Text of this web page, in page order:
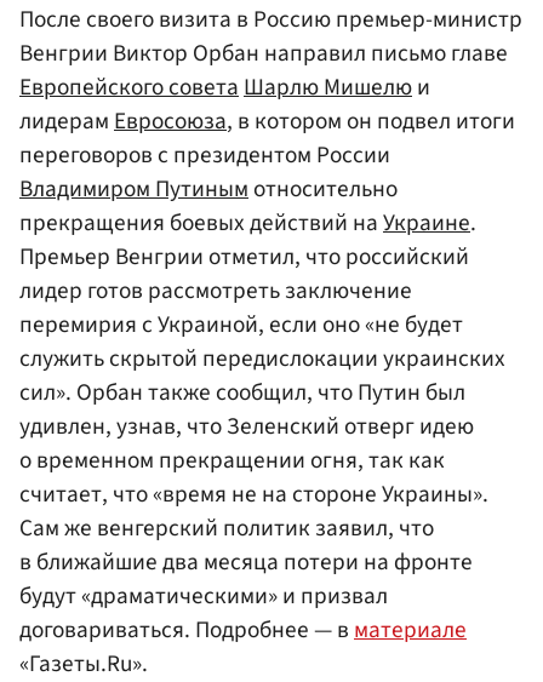
После своего визита в Россию премьер-министр
Венгрии Виктор Орбан направил письмо главе
Европейского совета Шарлю Мишелюи
лидерам Евросоюза, в котором он подвел итоги
переговоров с президентом России
Владимиром Путиным относительно
прекращения боевых действий наУкраине.
Премьер Венгрии отметил, что российский
лидер готов рассмотреть заключение
перемирия с Украиной, если оно «не будет
служить скрытой передислокации украинских
сил». Орбан также сообщил, что Путин был
удивлен, узнав, что Зеленский отверг идею
о временном прекращении огня, так как
считает, что «время не на стороне Украины».
Сам же венгерский политик заявил, что
в ближайшие два месяца потери на фронте
будут «драматическими» и призвал
договариваться. Подробнее — в материале
«Газеты.Ru».